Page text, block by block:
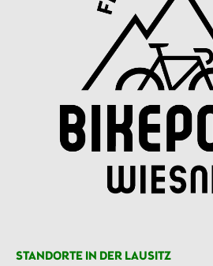
STANDORTE IN DER LAUSITZ